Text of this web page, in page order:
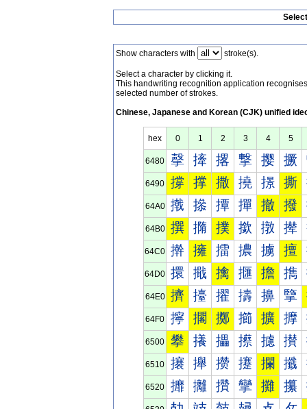
Show characters with stroke(s).
Select a character by clicking it.
This handwriting recognition application
selected number of strokes.
Chinese, Japanese and Korean (CJK) unified
hex 0 1 2 3 4 5
6480 撀 撁 撂 撃 撄 撅
6490 撐 撑 撒 撓 撔 撕
64A0 撠 撡 撢 撣 撤 撥
64B0 撰 撱 撲 撳 撴 撵
64C0 擀 擁 擂 擃 擄 擅
64D0 擐 擑 擒 擓 擔 擕
64E0 擠 擡 擢 擣 擤 擥
64F0 擰 擱 擲 擳 擴 擵
6500 攀 攁 攂 攃 攄 攅
6510 攐 攑 攒 攓 攔 攕
6520 攠 攡 攢 攣 攤 攥